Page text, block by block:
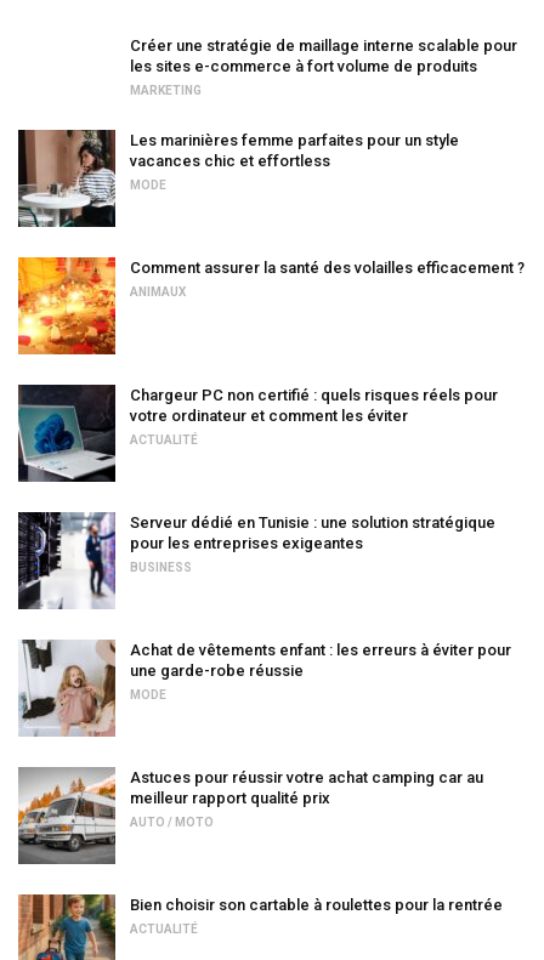
Créer une stratégie de maillage interne scalable pour
les sites e-commerce à fort volume de produits
MARKETING
Les marinières femme parfaites pour un style
vacances chic et effortless
MODE
Comment assurer la santé des volailles efficacement ?
ANIMAUX
Chargeur PC non certifié : quels risques réels pour
votre ordinateur et comment les éviter
ACTUALITÉ
Serveur dédié en Tunisie : une solution stratégique
pour les entreprises exigeantes
BUSINESS
Achat de vêtements enfant : les erreurs à éviter pour
une garde-robe réussie
MODE
Astuces pour réussir votre achat camping car au
meilleur rapport qualité prix
AUTO / MOTO
Bien choisir son cartable à roulettes pour la rentrée
ACTUALITÉ